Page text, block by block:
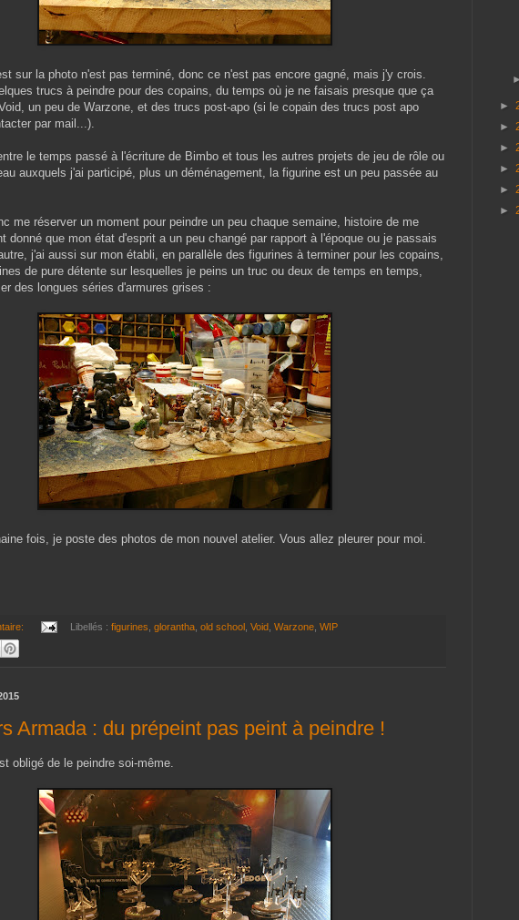
sur la photo n'est pas terminé, donc ce n'est pas encore gagné, mais j'y crois.
trucs à peindre pour des copains, du temps où je ne faisais presque que ça
un peu de Warzone, et des trucs post-apo (si le copain des trucs post apo
par mail...).
le temps passé à l'écriture de Bimbo et tous les autres projets de jeu de rôle ou
auxquels j'ai participé, plus un déménagement, la figurine est un peu passée au
me réserver un moment pour peindre un peu chaque semaine, histoire de me
donné que mon état d'esprit a un peu changé par rapport à l'époque ou je passais
j'ai aussi sur mon établi, en parallèle des figurines à terminer pour les copains,
de pure détente sur lesquelles je peins un truc ou deux de temps en temps,
des longues séries d'armures grises :
fois, je poste des photos de mon nouvel atelier. Vous allez pleurer pour moi.
Libellés : figurines glorantha, old school, Void, Warzone, WIP
Armada : du prépeint pas peint à peindre !
obligé de le peindre soi-même.
►
►
►
►
►
►